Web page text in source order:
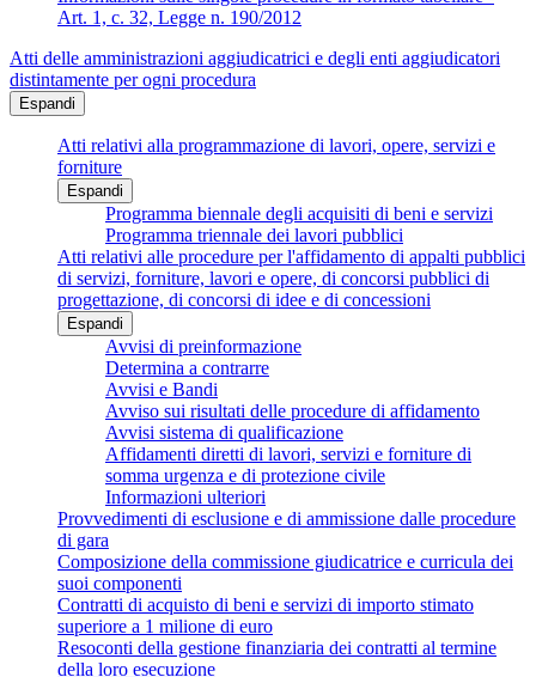
Art. 1, c. 32, Legge n. 190/2012
Atti delle amministrazioni aggiudicatrici e degli enti aggiudicatori
distintamente per ogni procedura
Espandi
Atti relativi alla programmazione di lavori, opere, servizi e
forniture
Espandi
Programma biennale degli acquisiti di beni e servizi
Programma triennale dei lavori pubblici
Atti relativi alle procedure per l'affidamento di appalti pubblici
di servizi, forniture, lavori e opere, di concorsi pubblici di
progettazione, di concorsi di idee e di concessioni
Espandi
Avvisi di preinformazione
Determina a contrarre
Avvisi e Bandi
Avviso sui risultati delle procedure di affidamento
Avvisi sistema di qualificazione
Affidamenti diretti di lavori, servizi e forniture di
somma urgenza e di protezione civile
Informazioni ulteriori
Provvedimenti di esclusione e di ammissione dalle procedure
di gara
Composizione della commissione giudicatrice e curricula dei
suoi componenti
Contratti di acquisto di beni e servizi di importo stimato
superiore a 1 milione di euro
Resoconti della gestione finanziaria dei contratti al termine
della loro esecuzione